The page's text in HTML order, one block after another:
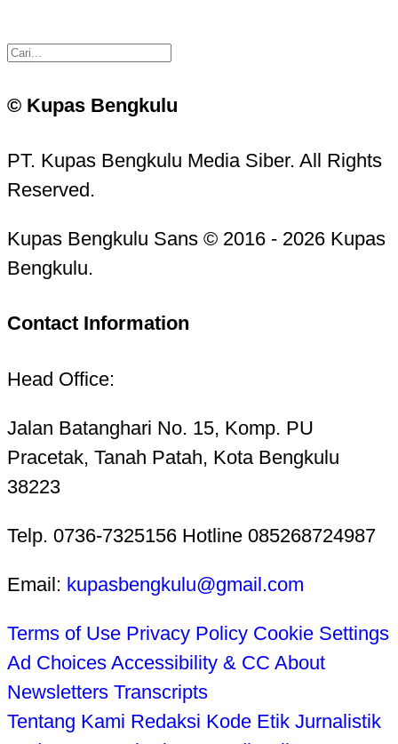
© Kupas Bengkulu
PT. Kupas Bengkulu Media Siber. All Rights
Reserved.
Kupas Bengkulu Sans © 2016 - 2026 Kupas
Bengkulu.
Contact Information
Head Office:
Jalan Batanghari No. 15, Komp. PU
Pracetak, Tanah Patah, Kota Bengkulu
38223
Telp. 0736-7325156 Hotline 085268724987
Email: kupasbengkulu@gmail.com
Terms of Use Privacy Policy Cookie Settings
Ad Choices Accessibility & CC About
Newsletters Transcripts
Tentang Kami Redaksi Kode Etik Jurnalistik